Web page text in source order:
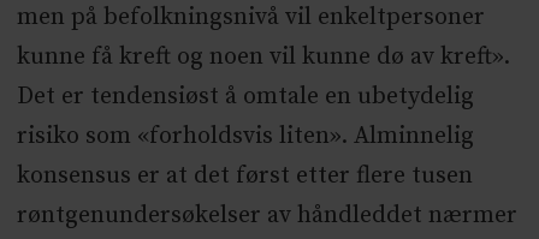
men på befolkningsnivå vil enkeltpersoner
kunne få kreft og noen vil kunne dø av kreft».
Det er tendensiøst å omtale en ubetydelig
risiko som «forholdsvis liten». Alminnelig
konsensus er at det først etter flere tusen
røntgenundersøkelser av håndleddet nærmer